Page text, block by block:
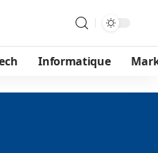
Informatique